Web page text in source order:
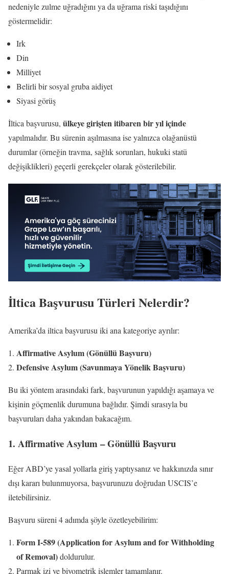
nedeniyle zulme uğradığını ya da uğrama riski taşıdığını
göstermelidir:
Irk
Din
Milliyet
Belirli bir sosyal gruba aidiyet
Siyasi görüş
İltica başvurusu, ülkeye girişten itibaren bir yıl içinde
yapılmalıdır. Bu sürenin aşılmasına ise yalnızca olağanüstü
durumlar (örneğin travma, sağlık sorunları, hukuki statü
değişiklikleri) geçerli gerekçeler olarak gösterilebilir.
İltica Başvurusu Türleri Nelerdir?
Amerika’da iltica başvurusu iki ana kategoriye ayrılır:
Affirmative Asylum (Gönüllü Başvuru)
Defensive Asylum (Savunmaya Yönelik Başvuru)
Bu iki yöntem arasındaki fark, başvurunun yapıldığı aşamaya ve
kişinin göçmenlik durumuna bağlıdır. Şimdi sırasıyla bu
başvuruları daha yakından bakacağım.
1. Affirmative Asylum – Gönüllü Başvuru
Eğer ABD’ye yasal yollarla giriş yaptıysanız ve hakkınızda sınır
dışı kararı bulunmuyorsa, başvurunuzu doğrudan USCIS’e
iletebilirsiniz.
Başvuru süreni 4 adımda şöyle özetleyebilirim:
Form I-589 (Application for Asylum and for Withholding
of Removal)doldurulur.
Parmak izi ve biyometrik işlemler tamamlanır.